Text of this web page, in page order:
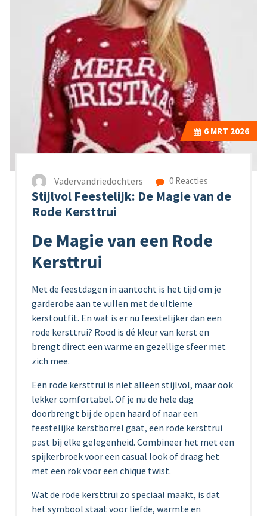
6 MRT 2026
Vadervandriedochters 0 Reacties
Stijlvol Feestelijk: De Magie van de
Rode Kersttrui
De Magie van een Rode
Kersttrui
Met de feestdagen in aantocht is het tijd om je
garderobe aan te vullen met de ultieme
kerstoutfit. En wat is er nu feestelijker dan een
rode kersttrui? Rood is dé kleur van kerst en
brengt direct een warme en gezellige sfeer met
zich mee.
Een rode kersttrui is niet alleen stijlvol, maar ook
lekker comfortabel. Of je nu de hele dag
doorbrengt bij de open haard of naar een
feestelijke kerstborrel gaat, een rode kersttrui
past bij elke gelegenheid. Combineer het met een
spijkerbroek voor een casual look of draag het
met een rok voor een chique twist.
Wat de rode kersttrui zo speciaal maakt, is dat
het symbool staat voor liefde, warmte en